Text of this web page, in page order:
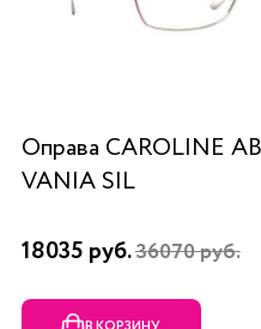
Оправа CAROLINE
VANIA SIL
18035 руб.36070 руб.